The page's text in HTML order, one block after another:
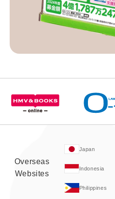
Overseas
Websites
Japan
Indonesia
Philippines